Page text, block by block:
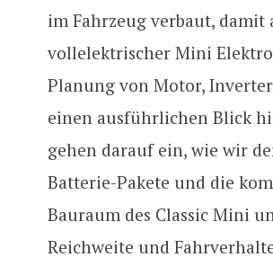
im Fahrzeug verbaut, damit
vollelektrischer Mini
Planung von Motor,
einen ausführlichen Blick
gehen darauf ein, wie wir
Batterie-Pakete und die
Bauraum des Classic Mini
Reichweite und